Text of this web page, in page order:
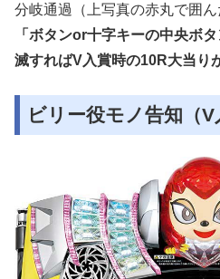
分岐通過（上写真の赤丸で囲
「ボタンor十字キーの中央ボ
滅すればV入賞時の10R大当り
ビリー役モノ告知（V